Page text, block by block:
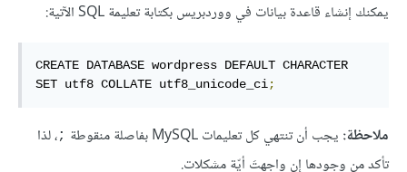
يمكنك إنشاء قاعدة بيانات في ووردبريس بكتابة تعليمة SQL الآتية:
CREATE DATABASE wordpress DEFAULT CHARACTER
SET utf8 COLLATE utf8_unicode_ci;
ملاحظة: يجب أن تنتهي كل تعليمات MySQL بفاصلة منقوطة ;، لذا
تأكد من وجودها إن واجهتَ أيّة مشكلات.